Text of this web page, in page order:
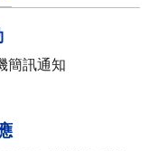
簡訊通知